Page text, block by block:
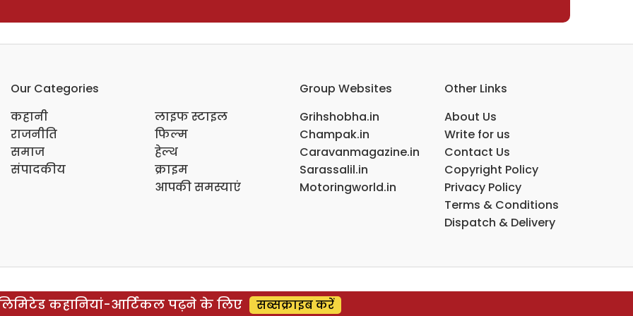
Our Categories
कहानी
राजनीति
समाज
संपादकीय
लाइफ स्टाइल
फिल्म
हेल्थ
क्राइम
आपकी समस्याएं
Group Websites
Grihshobha.in
Champak.in
Caravanmagazine.in
Sarassalil.in
Motoringworld.in
Other Links
About Us
Write for us
Contact Us
Copyright Policy
Privacy Policy
Terms & Conditions
Dispatch & Delivery
कहानियां-आर्टिकल पढ़ने के लिए सब्सक्राइब करें